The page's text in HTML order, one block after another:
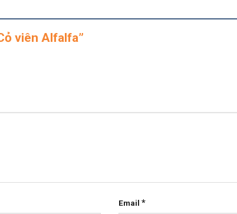
viên Alfalfa”
Email *